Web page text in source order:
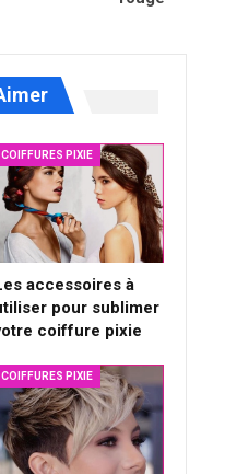
COIFFURES PIXIE
accessoires à
pour sublimer
coiffure pixie
COIFFURES PIXIE